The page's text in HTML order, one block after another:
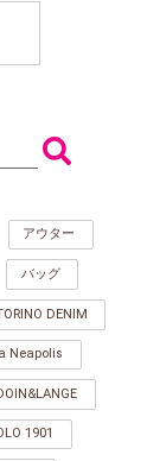
アウター
バッグ
DENIM
Neapolis
1901